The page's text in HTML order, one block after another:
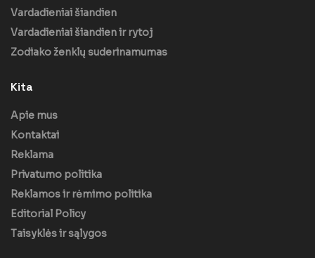
Vardadieniai šiandien
Vardadieniai šiandien ir rytoj
Zodiako ženklų suderinamumas
Kita
Apie mus
Kontaktai
Reklama
Privatumo politika
Reklamos ir rėmimo politika
Editorial Policy
Taisyklės ir sąlygos